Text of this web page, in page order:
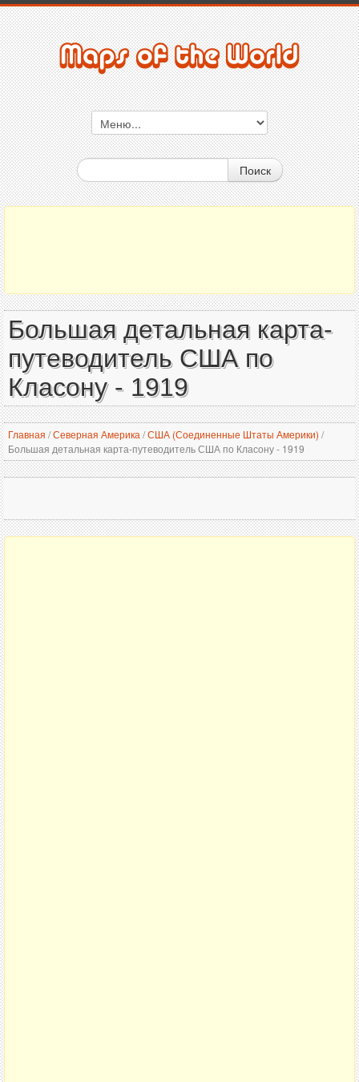
Поиск
Большая детальная карта-
путеводитель США по
Класону - 1919
Главная /Северная Америка /США (Соединенные Штаты Америки) /
Большая детальная карта-путеводитель США по Класону - 1919